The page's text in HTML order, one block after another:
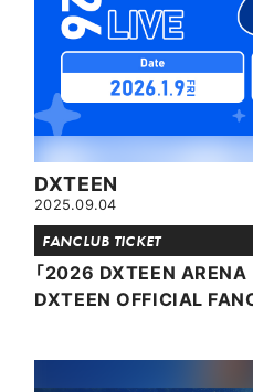
DXTEEN
2025.09.04
FANCLUB TICKET
「2026 DXTEEN ARENA
DXTEEN OFFICIAL